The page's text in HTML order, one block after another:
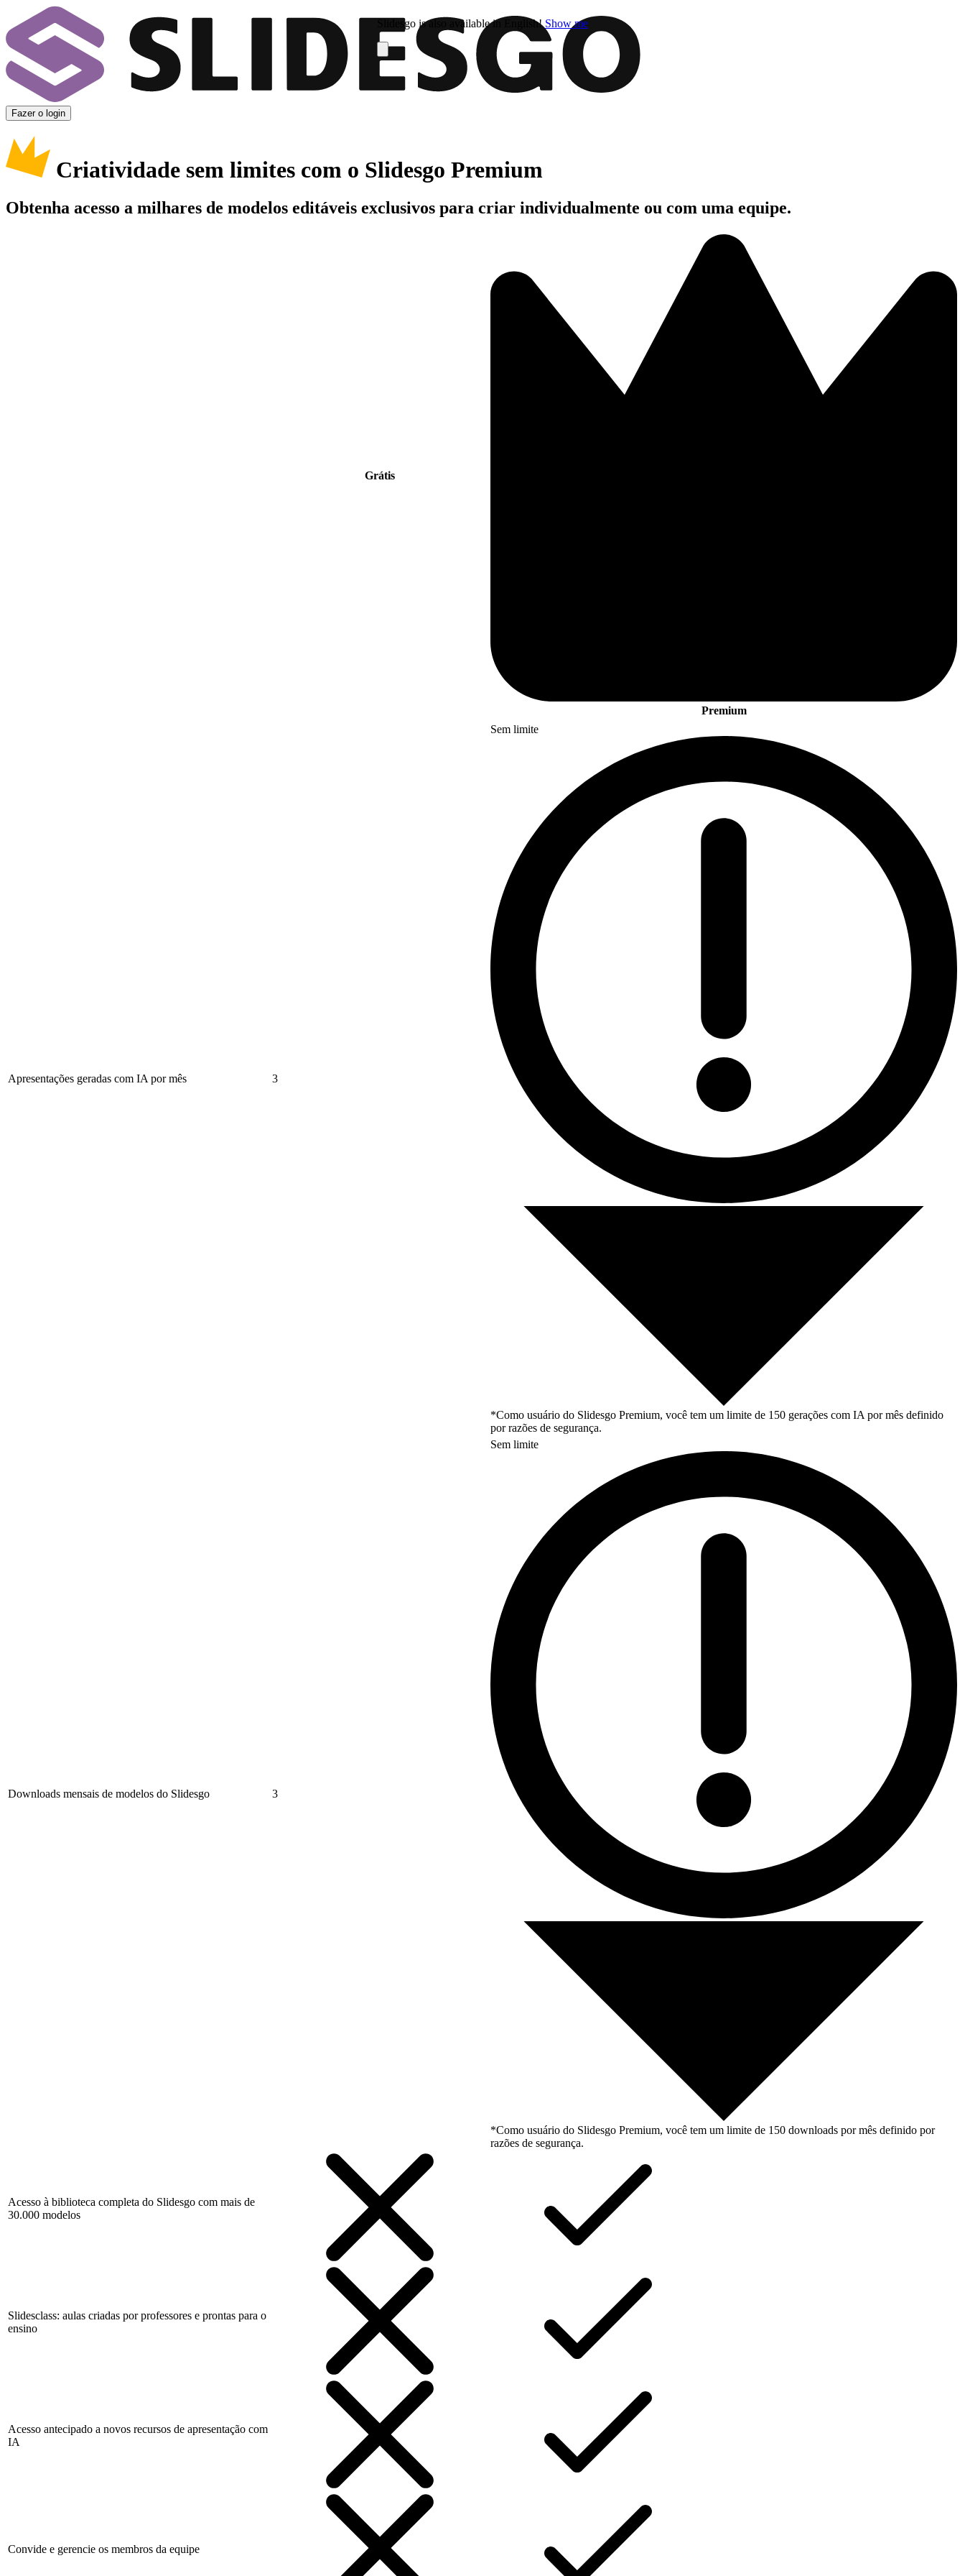
Slidesgo is also available in English! Show me
Fazer o login
Criatividade sem limites com o Slidesgo Premium
Obtenha acesso a milhares de modelos editáveis exclusivos para criar individualmente ou com uma equipe.
Grátis
Premium
Apresentações geradas com IA por mês 3
Sem limite
*Como usuário do Slidesgo Premium, você tem um limite de 150 gerações com IA por mês definido
por razões de segurança.
Downloads mensais de modelos do Slidesgo 3
Sem limite
*Como usuário do Slidesgo Premium, você tem um limite de 150 downloads por mês definido por
razões de segurança.
Acesso à biblioteca completa do Slidesgo com mais de
30.000 modelos
Slidesclass: aulas criadas por professores e prontas para o
ensino
Acesso antecipado a novos recursos de apresentação com
IA
Convide e gerencie os membros da equipe